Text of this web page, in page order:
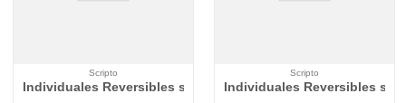
Scripto
Individuales Reversibles set de 6 rectangular 41*27 cm + 6
Scripto
Individuales Reversibles set